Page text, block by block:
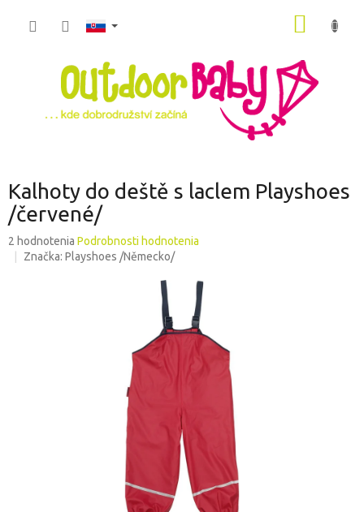
Kalhoty do deště s laclem Playshoes
/červené/
Priemerné
hodnotenie
2 hodnotenia Podrobnosti hodnotenia
Značka: Playshoes /Německo/